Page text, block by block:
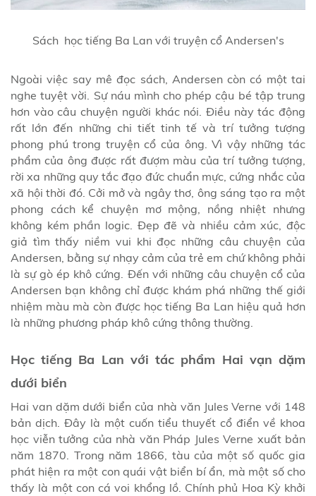
Sách học tiếng Ba Lan với truyện cổ Andersen's
Ngoài việc say mê đọc sách, Andersen còn có một tai
nghe tuyệt vời. Sự náu mình cho phép cậu bé tập trung
hơn vào câu chuyện người khác nói. Điều này tác động
rất lớn đến những chi tiết tinh tế và trí tưởng tượng
phong phú trong truyện cổ của ông. Vì vậy những tác
phẩm của ông được rất đượm màu của trí tưởng tượng,
rời xa những quy tắc đạo đức chuẩn mực, cứng nhắc của
xã hội thời đó. Cởi mở và ngây thơ, ông sáng tạo ra một
phong cách kể chuyện mơ mộng, nồng nhiệt nhưng
không kém phần logic. Đẹp đẽ và nhiều cảm xúc, độc
giả tìm thấy niềm vui khi đọc những câu chuyện của
Andersen, bằng sự nhạy cảm của trẻ em chứ không phải
là sự gò ép khô cứng. Đến với những câu chuyện cổ của
Andersen bạn không chỉ được khám phá những thế giới
nhiệm màu mà còn được học tiếng Ba Lan hiệu quả hơn
là những phương pháp khô cứng thông thường.
Học tiếng Ba Lan với tác phẩm Hai vạn dặm
dưới biển
Hai van dặm dưới biển của nhà văn Jules Verne với 148
bản dịch. Đây là một cuốn tiểu thuyết cổ điển về khoa
học viễn tưởng của nhà văn Pháp Jules Verne xuất bản
năm 1870. Trong năm 1866, tàu của một số quốc gia
phát hiện ra một con quái vật biển bí ẩn, mà một số cho
thấy là một con cá voi khổng lồ. Chính phủ Hoa Kỳ khởi